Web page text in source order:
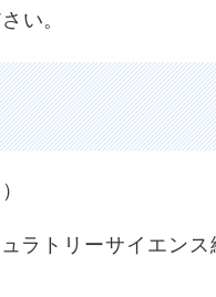
い。
）
ラトリーサイエンス